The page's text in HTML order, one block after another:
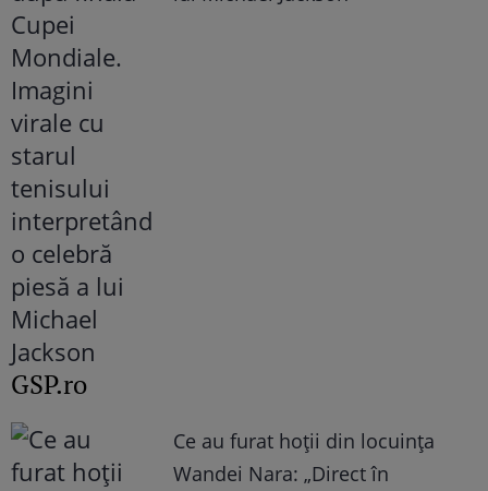
GSP.ro
Ce au furat hoții din locuința
Wandei Nara: „Direct în